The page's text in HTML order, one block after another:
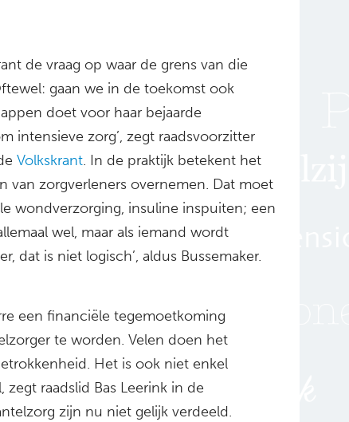
de vraag op waar de grens van die
gaan we in de toekomst ook
doet voor haar bejaarde
intensieve zorg’, zegt raadsvoorzitter
Volkskrant. In de praktijk betekent het
van zorgverleners overnemen. Dat moet
wondverzorging, insuline inspuiten; een
wel, maar als iemand wordt
dat is niet logisch’, aldus Bussemaker.
een financiële tegemoetkoming
te worden. Velen doen het
Het is ook niet enkel
raadslid Bas Leerink in de
zijn nu niet gelijk verdeeld.